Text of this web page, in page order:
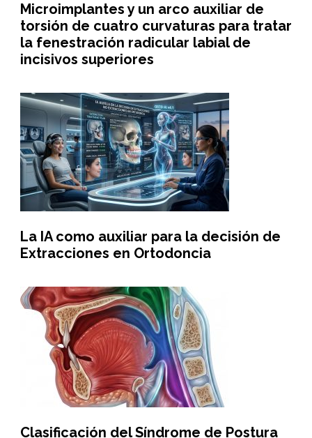
Microimplantes y un arco auxiliar de
torsión de cuatro curvaturas para tratar
la fenestración radicular labial de
incisivos superiores
La IA como auxiliar para la decisión de
Extracciones en Ortodoncia
Clasificación del Síndrome de Postura